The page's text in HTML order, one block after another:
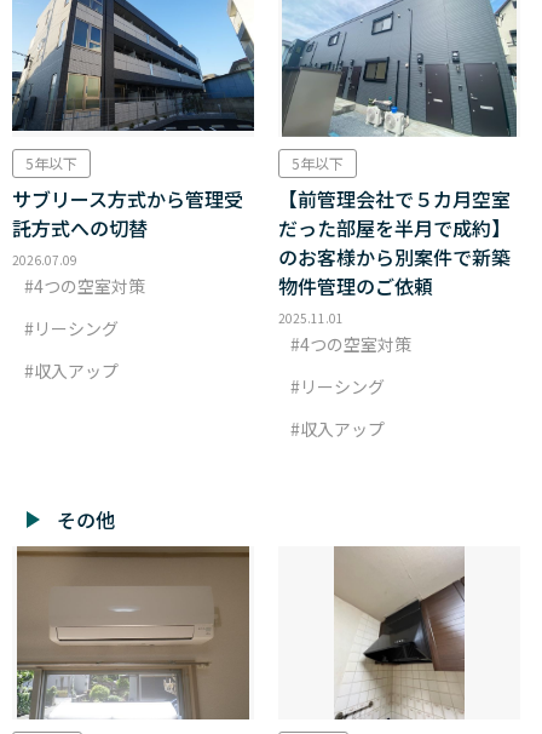
5年以下
サブリース方式から管理受
託方式への切替
2026.07.09
4つの空室対策
リーシング
収入アップ
5年以下
【前管理会社で５カ月空室
だった部屋を半月で成約】
のお客様から別案件で新築
物件管理のご依頼
2025.11.01
4つの空室対策
リーシング
収入アップ
その他